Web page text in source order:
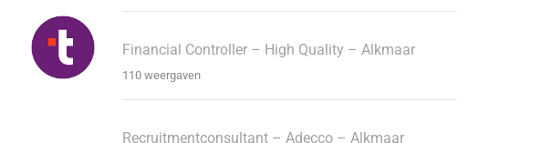
Financial Controller – High Quality – Alkmaar
110 weergaven
Recruitmentconsultant – Adecco – Alkmaar